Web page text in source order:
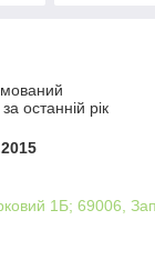
останній рік
1Б; 69006,